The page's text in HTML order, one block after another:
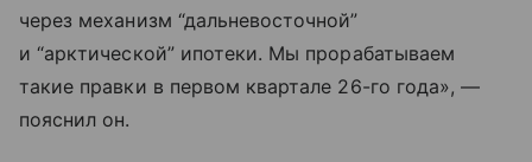
через механизм “дальневосточной”
и “арктической” ипотеки. Мы прорабатываем
такие правки в первом квартале 26-го года», —
пояснил он.